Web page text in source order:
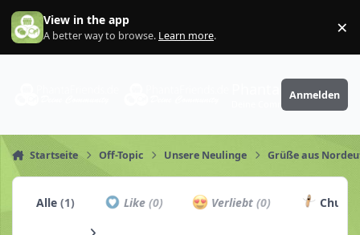
Zum Inhalt springen
View in the app
A better way to browse. Learn more. ×
PhantaFriends.de
Anmelden
Startseite Off-Topic Unsere Neulinge Grüße aus
Alle(1) Like (0) Verliebt(0)